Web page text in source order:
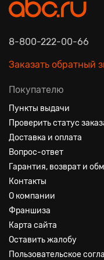
8-800-222-00-66
Заказать обратный
Покупателю
Пункты выдачи
Проверить статус
Доставка и оплата
Вопрос-ответ
Гарантия, возврат и
Контакты
О компании
Франшиза
Карта сайта
Оставить жалобу
Пользовательское